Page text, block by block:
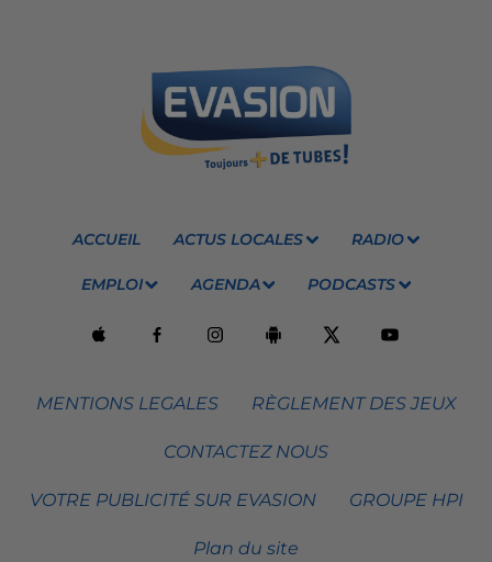
ACCUEIL ACTUS LOCALES RADIO
EMPLOI AGENDA PODCASTS
MENTIONS LEGALES RÈGLEMENT DES JEUX
CONTACTEZ NOUS
VOTRE PUBLICITÉ SUR EVASION GROUPE HPI
Plan du site